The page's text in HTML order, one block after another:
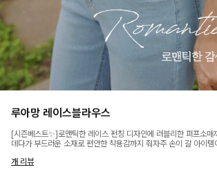
루아망 레이스블라우스
[시즌베스트✨]로맨틱한 레이스 펀칭 디자인에 러블리한 퍼프소
데다가 부드러운 소재로 편안한 착용감까지 줘자주 손이 갈 아이템
개 리뷰